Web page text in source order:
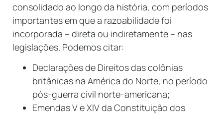
consolidado ao longo da história, com períodos
importantes em que a razoabilidade foi
incorporada – direta ou indiretamente – nas
legislações. Podemos citar:
Declarações de Direitos das colônias
britânicas na América do Norte, no período
pós-guerra civil norte-americana;
Emendas V e XIV da Constituição dos